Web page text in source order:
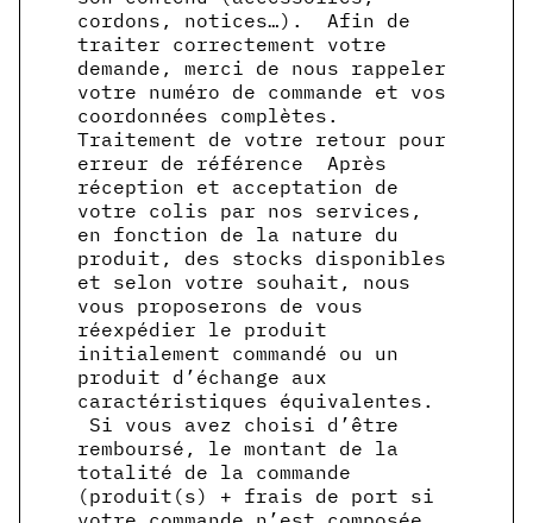
cordons, notices…). Afin de
traiter correctement votre
demande, merci de nous rappeler
votre numéro de commande et vos
coordonnées complètes.
Traitement de votre retour pour
erreur de référence Après
réception et acceptation de
votre colis par nos services,
en fonction de la nature du
produit, des stocks disponibles
et selon votre souhait, nous
vous proposerons de vous
réexpédier le produit
initialement commandé ou un
produit d’échange aux
caractéristiques équivalentes.
Si vous avez choisi d’être
remboursé, le montant de la
totalité de la commande
(produit(s) + frais de port si